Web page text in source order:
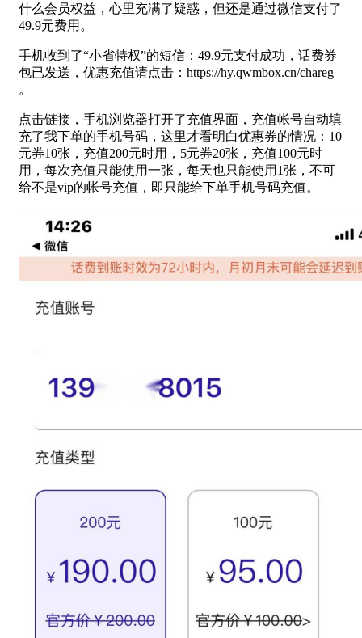
什么会员权益，心里充满了疑惑，但还是通过微信支付了
49.9元费用。
手机收到了“小省特权”的短信：49.9元支付成功，话费券
包已发送，优惠充值请点击：https://hy.qwmbox.cn/chareg
。
点击链接，手机浏览器打开了充值界面，充值帐号自动填
充了我下单的手机号码，这里才看明白优惠券的情况：10
元券10张，充值200元时用，5元券20张，充值100元时
用，每次充值只能使用一张，每天也只能使用1张，不可
给不是vip的帐号充值，即只能给下单手机号码充值。